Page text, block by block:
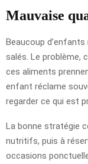
Mauvaise
Beaucoup
salés. Le problème,
ces aliments
enfant réclame
regarder ce qui est
La bonne stratégie
nutritifs, puis à
occasions